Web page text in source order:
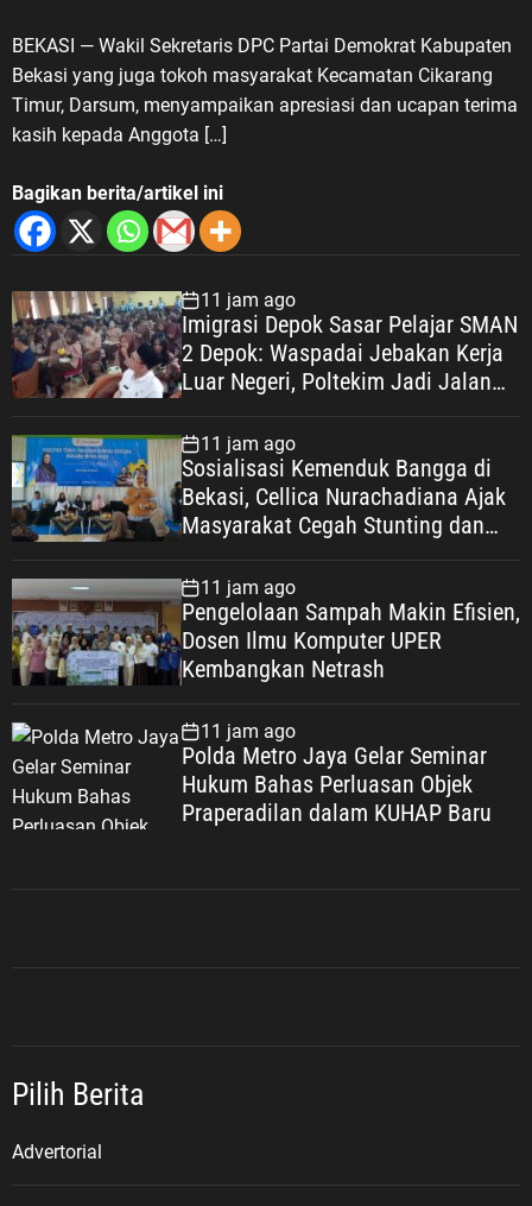
BEKASI — Wakil Sekretaris DPC Partai Demokrat Kabupaten
Bekasi yang juga tokoh masyarakat Kecamatan Cikarang
Timur, Darsum, menyampaikan apresiasi dan ucapan terima
kasih kepada Anggota […]
Bagikan berita/artikel ini
11 jam ago
Imigrasi Depok Sasar Pelajar SMAN
2 Depok: Waspadai Jebakan Kerja
Luar Negeri, Poltekim Jadi Jalan
11 jam ago
Sosialisasi Kemenduk Bangga di
Bekasi, Cellica Nurachadiana Ajak
Masyarakat Cegah Stunting dan
11 jam ago
Pengelolaan Sampah Makin Efisien,
Dosen Ilmu Komputer UPER
Kembangkan Netrash
11 jam ago
Polda Metro Jaya Gelar Seminar
Hukum Bahas Perluasan Objek
Praperadilan dalam KUHAP Baru
Pilih Berita
Advertorial